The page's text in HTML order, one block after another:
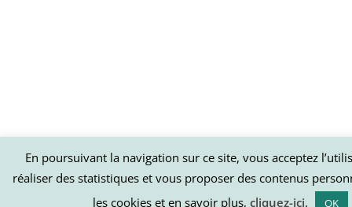
En poursuivant la navigation sur ce site, vous acceptez
réaliser des statistiques et vous proposer des contenus
les cookies et en savoir plus, cliquez-ici. OK